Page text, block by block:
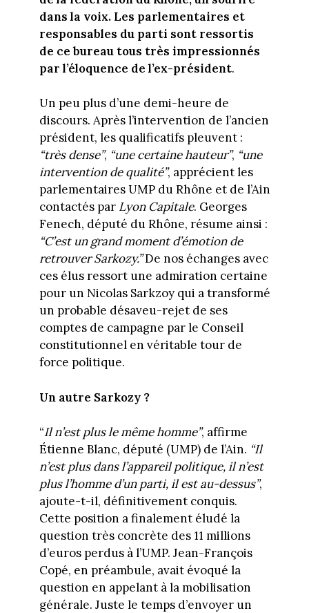
dans la voix. Les parlementaires et
responsables du parti sont ressortis
de ce bureau tous très impressionnés
par l’éloquence de l’ex-président.
Un peu plus d’une demi-heure de
discours. Après l’intervention de l’ancien
président, les qualificatifs pleuvent :
“très dense”, “une certaine hauteur”, “une
intervention de qualité”, apprécient les
parlementaires UMP du Rhône et de l’Ain
contactés par Lyon Capitale. Georges
Fenech, député du Rhône, résume ainsi :
“C’est un grand moment d’émotion de
retrouver Sarkozy.”De nos échanges avec
ces élus ressort une admiration certaine
pour un Nicolas Sarkzoy qui a transformé
un probable désaveu-rejet de ses
comptes de campagne par le Conseil
constitutionnel en véritable tour de
force politique.
Un autre Sarkozy ?
“Il n’est plus le même homme”, affirme
Étienne Blanc, député (UMP) de l’Ain. “Il
n’est plus dans l’appareil politique, il n’est
plus l’homme d’un parti, il est au-dessus”,
ajoute-t-il, définitivement conquis.
Cette position a finalement éludé la
question très concrète des 11 millions
d’euros perdus à l’UMP. Jean-François
Copé, en préambule, avait évoqué la
question en appelant à la mobilisation
générale. Juste le temps d’envoyer un